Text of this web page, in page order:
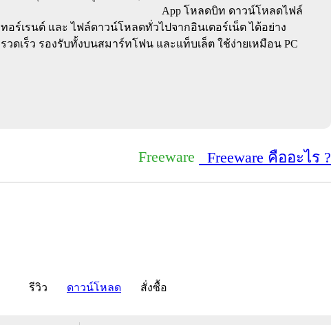
App โหลดบิท ดาวน์โหลดไฟล์
ทอร์เรนต์ และ ไฟล์ดาวน์โหลดทั่วไปจากอินเตอร์เน็ต ได้อย่าง
รวดเร็ว รองรับทั้งบนสมาร์ทโฟน และแท็บเล็ต ใช้ง่ายเหมือน PC
Freeware Freeware คืออะไร ?
รีวิว ดาวน์โหลด สั่งซื้อ